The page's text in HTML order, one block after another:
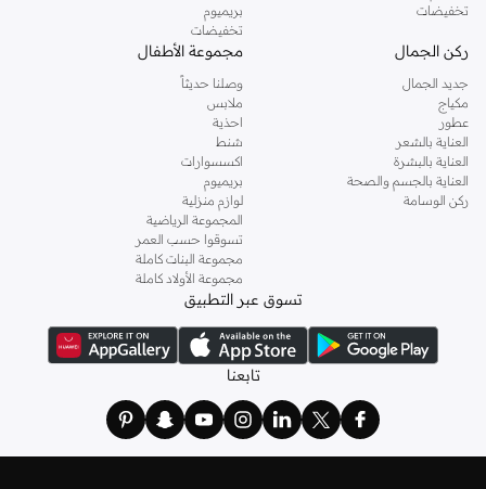
تخفيضات
بريميوم
تخفيضات
ركن الجمال
جديد الجمال
مكياج
عطور
العناية بالشعر
العناية بالبشرة
العناية بالجسم والصحة
ركن الوسامة
مجموعة الأطفال
وصلنا حديثاً
ملابس
احذية
شنط
اكسسوارات
بريميوم
لوازم منزلية
المجموعة الرياضية
تسوقوا حسب العمر
مجموعة البنات كاملة
مجموعة الأولاد كاملة
تسوق عبر التطبيق
تابعنا